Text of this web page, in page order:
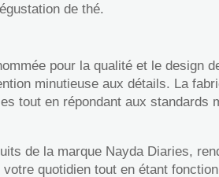
de thé.
pour la qualité et le design
minutieuse aux détails. La
tout en répondant aux standards
de la marque Nayda Diaries,
quotidien tout en étant